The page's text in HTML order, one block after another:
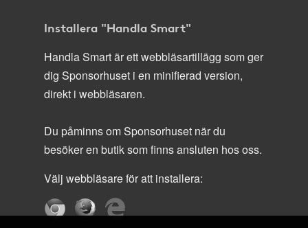
Installera "Handla Smart"
Handla Smart är ett webbläsartillägg som ger
dig Sponsorhuset i en minifierad version,
direkt i webbläsaren.
Du påminns om Sponsorhuset när du
besöker en butik som finns ansluten hos oss.
Välj webbläsare för att installera: